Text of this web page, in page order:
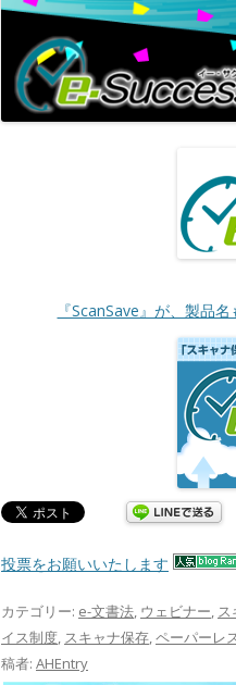
『ScanSave』が、製品
投票をお願いいたします
カテゴリー: e-文書法, ウェビナー, ス
イス制度, スキャナ保存,ペーパーレ
稿者: AHEntry